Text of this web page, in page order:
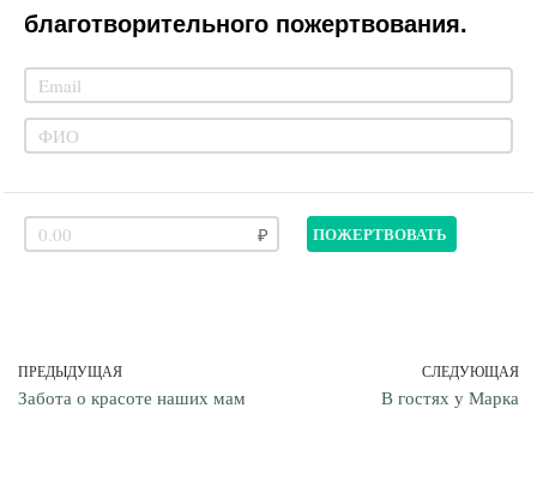
благотворительного пожертвования.
ПОЖЕРТВОВАТЬ
ПРЕДЫДУЩАЯ
Забота о красоте наших мам
СЛЕДУЮЩАЯ
В гостях у Марка